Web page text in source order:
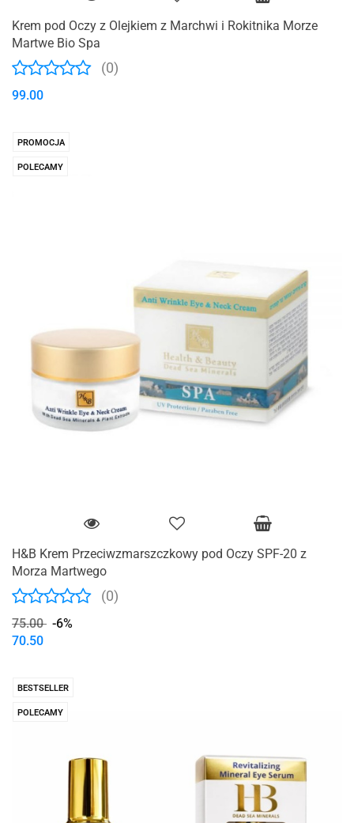
Krem pod Oczy z Olejkiem z Marchwi i Rokitnika Morze
Martwe Bio Spa
(0)
99.00
PROMOCJA
POLECAMY
H&B Krem Przeciwzmarszczkowy pod Oczy SPF-20 z
Morza Martwego
(0)
75.00 -6%
70.50
BESTSELLER
POLECAMY